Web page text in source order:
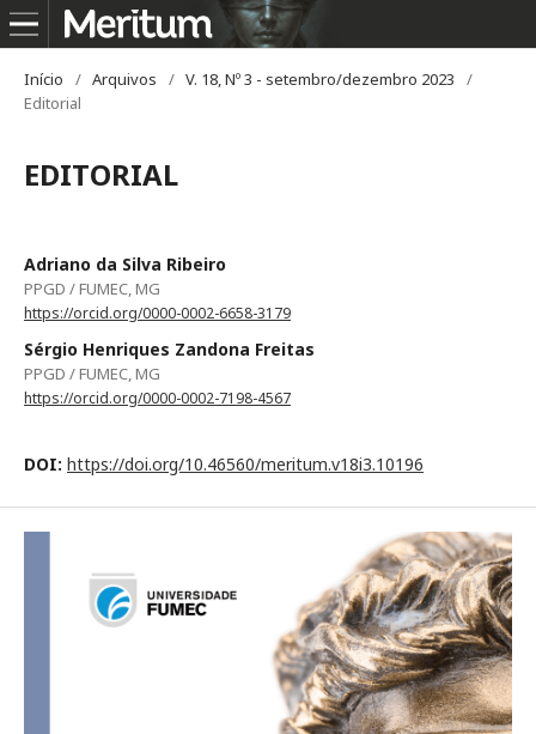
Início / Arquivos / V. 18, Nº 3 - setembro/dezembro 2023
/
Editorial
EDITORIAL
Adriano da Silva Ribeiro
PPGD / FUMEC, MG
https://orcid.org/0000-0002-6658-3179
Sérgio Henriques Zandona Freitas
PPGD / FUMEC, MG
https://orcid.org/0000-0002-7198-4567
DOI: https://doi.org/10.46560/meritum.v18i3.10196